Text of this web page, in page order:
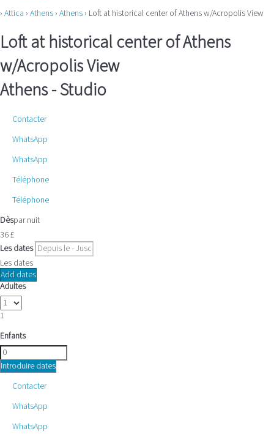
› Attica › Athens › Athens › Loft at historical center of Athens w/Acropolis View
Loft at historical center of Athens
w/Acropolis View
Athens -Studio
Contacter
WhatsApp
WhatsApp
Téléphone
Téléphone
Dèspar nuit
36£
Les dates
Les dates
Add dates
Adultes
1
Enfants
Introduire dates
Contacter
WhatsApp
WhatsApp